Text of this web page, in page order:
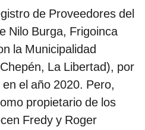
de Proveedores del
Nilo Burga, Frigoinca
la Municipalidad
La Libertad), por
el año 2020. Pero,
propietario de los
Fredy y Roger